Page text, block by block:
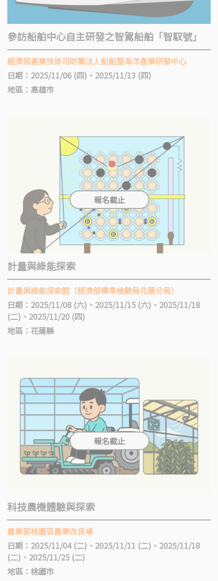
參訪船舶中心自主研發之智駕船舶「智馭號」
經濟部產業技術司財團法人船舶暨海洋產業研發中心
日期：2025/11/06 (四)、2025/11/13 (四)
地區：高雄市
計量與綠能探索
計量與綠能探索館（經濟部標準檢驗局花蓮分局）
日期：2025/11/08 (六)、2025/11/15 (六)、2025/11/18
(二)、2025/11/20 (四)
地區：花蓮縣
科技農機體驗與探索
農業部桃園區農業改良場
日期：2025/11/04 (二)、2025/11/11 (二)、2025/11/18
(二)、2025/11/25 (二)
地區：桃園市